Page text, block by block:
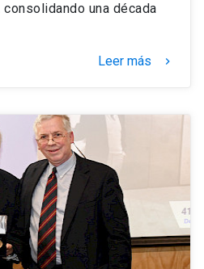
una década
Leer más keyboard_arrow_right